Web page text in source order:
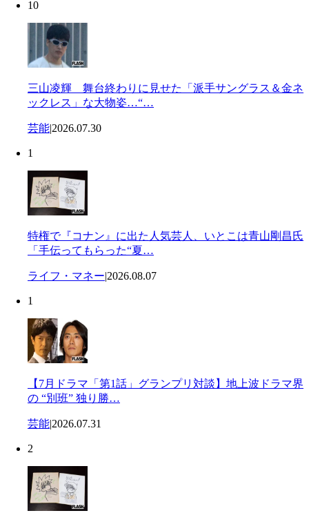
10
三山凌輝 舞台終わりに見せた「派手サングラス＆金ネ
ックレス」な大物姿…“…
芸能|2026.07.30
1
特権で『コナン』に出た人気芸人、いとこは青山剛昌氏
「手伝ってもらった“夏…
ライフ・マネー|2026.08.07
1
【7月ドラマ「第1話」グランプリ対談】地上波ドラマ界
の “別班” 独り勝…
芸能|2026.07.31
2